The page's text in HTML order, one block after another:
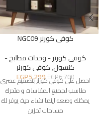
كوفى كورنر NGC09
كوفي كورنر - وحدات مطابخ -
كنسول,كوفى كورنر
EGP6,700
EGP5,299
احصل على كوفي كورنر بتصميم عصري
مناسب لجميع المقاسات و متحرك
يمكنك وضعه اينما تشاء حيث يوفر لك
مساحات تخزين